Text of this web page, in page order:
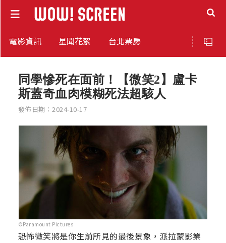
電影資訊 星聞花絮 台北票房
同學慘死在面前！【微笑2】盧卡
斯蓋奇血肉模糊死法超駭人
發佈日期：2024-10-17
©Paramount Pictures
恐怖微笑將是你生前所見的最後景象，派拉蒙影業